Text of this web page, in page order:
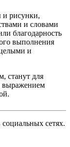
и рисунки,
и словами
благодарность
выполнения
и
станут для
выражением
сетях.